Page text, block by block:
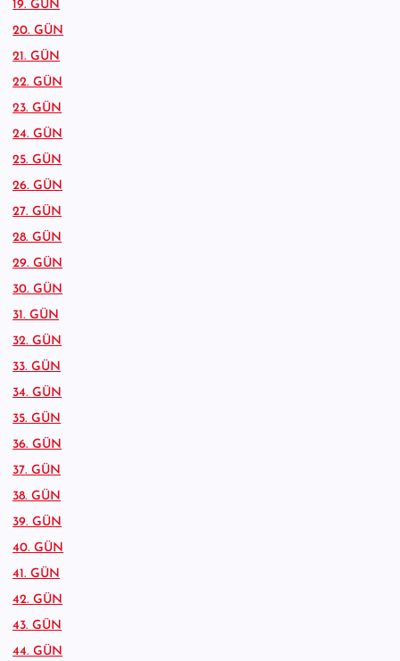
19. GÜN
20. GÜN
21. GÜN
22. GÜN
23. GÜN
24. GÜN
25. GÜN
26. GÜN
27. GÜN
28. GÜN
29. GÜN
30. GÜN
31. GÜN
32. GÜN
33. GÜN
34. GÜN
35. GÜN
36. GÜN
37. GÜN
38. GÜN
39. GÜN
40. GÜN
41. GÜN
42. GÜN
43. GÜN
44. GÜN